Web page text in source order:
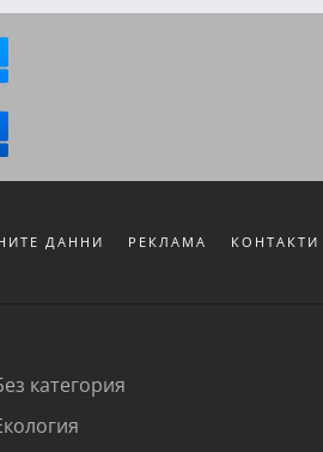
ДАННИ РЕКЛАМА КОНТАКТИ
категория